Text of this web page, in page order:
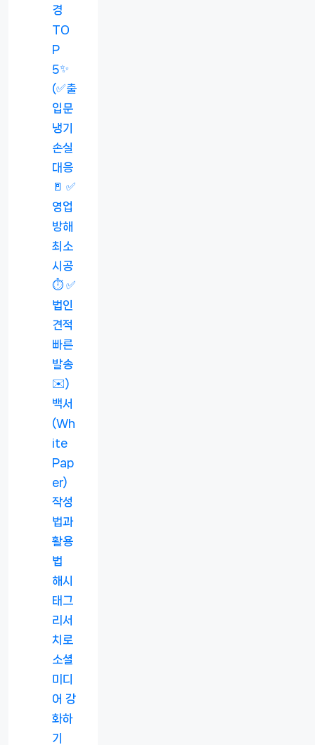
경
TO
P
5✨
(✅출
입문
냉기
손실
대응
🚪 ✅
영업
방해
최소
시공
⏱️ ✅
법인
견적
빠른
발송
✉️)
백서
(Wh
ite
Pap
er)
작성
법과
활용
법
해시
태그
리서
치로
소셜
미디
어 강
화하
기